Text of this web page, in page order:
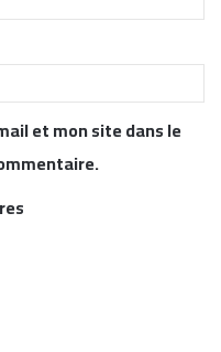
et mon site dans le